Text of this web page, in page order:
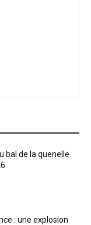
bal de la quenelle
: une explosion